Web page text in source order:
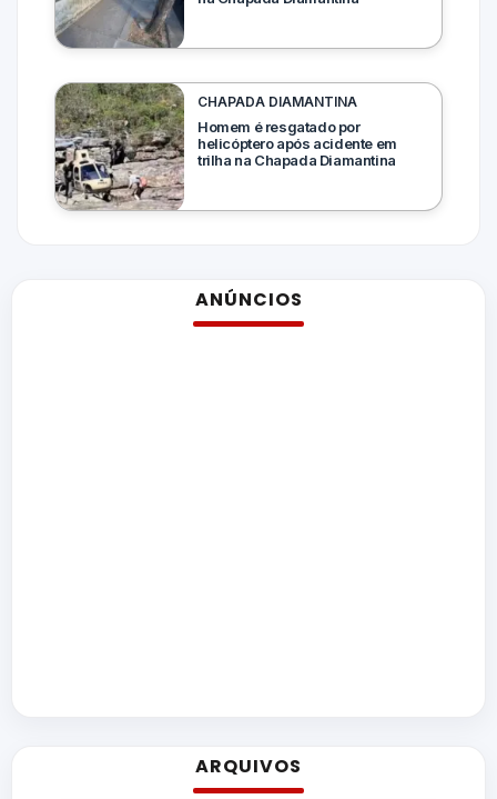
CHAPADA DIAMANTINA
Homem é resgatado por
helicóptero após acidente em
trilha na Chapada Diamantina
ANÚNCIOS
ARQUIVOS